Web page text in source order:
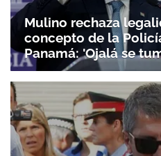
Mulino rechaza
concepto de la
Panamá: 'Ojalá se